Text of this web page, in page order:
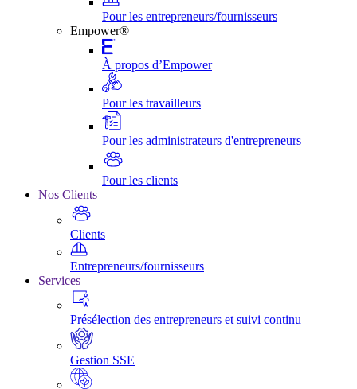
Pour les entrepreneurs/fournisseurs
Empower®
À propos d’Empower
Pour les travailleurs
Pour les administrateurs d'entrepreneurs
Pour les clients
Nos Clients
Clients
Entrepreneurs/fournisseurs
Services
Présélection des entrepreneurs et suivi continu
Gestion SSE